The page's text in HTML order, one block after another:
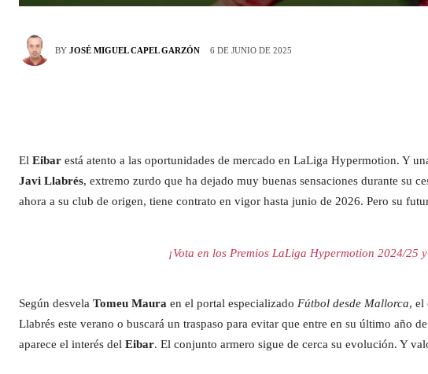
BY JOSÉ MIGUEL CAPEL GARZÓN 6 DE JUNIO DE 2025
El Eibar está atento a las oportunidades de mercado en LaLiga Hypermotion. Y
Javi Llabrés, extremo zurdo que ha dejado muy buenas sensaciones durante su
ahora a su club de origen, tiene contrato en vigor hasta junio de 2026. Pero su
¡Vota en los Premios LaLiga Hypermotion 2024/25
Según desvela Tomeu Maura en el portal especializado Fútbol desde Mallorca, el
Llabrés este verano o buscará un traspaso para evitar que entre en su último año
aparece el interés del Eibar. El conjunto armero sigue de cerca su evolución. Y